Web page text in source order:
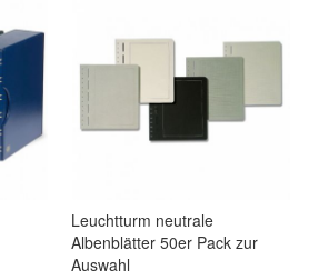
Leuchtturm neutrale
Albenblätter 50er Pack zur
Auswahl